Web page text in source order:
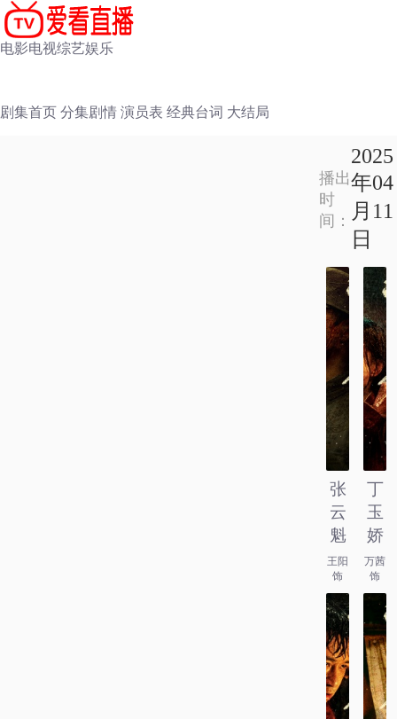
电影电视综艺娱乐
剧集首页 分集剧情 演员表 经典台词 大结局
播出
时
间：
2025
年04
月11
日
张
云
魁
王阳
饰
丁
玉
娇
万茜
饰